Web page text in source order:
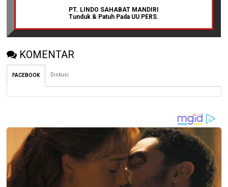
PT. LINDO SAHABAT MANDIRI
Tunduk & Patuh Pada UU PERS.
KOMENTAR
FACEBOOK Diskusi